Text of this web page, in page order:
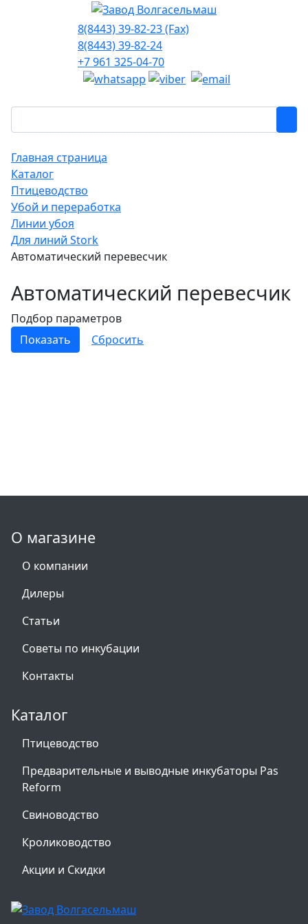
8(8443) 39-82-23 (Fax)
8(8443) 39-82-24
+7 961 325-04-70
Главная страница
Каталог
Птицеводство
Убой и переработка
Линии убоя
Для линий Stork
Автоматический перевесчик
Автоматический перевесчик
Подбор параметров
О магазине
О компании
Дилеры
Статьи
Советы по инкубации
Контакты
Каталог
Птицеводство
Предварительные и выводные инкубаторы Pas
Reform
Свиноводство
Кролиководство
Акции и Скидки